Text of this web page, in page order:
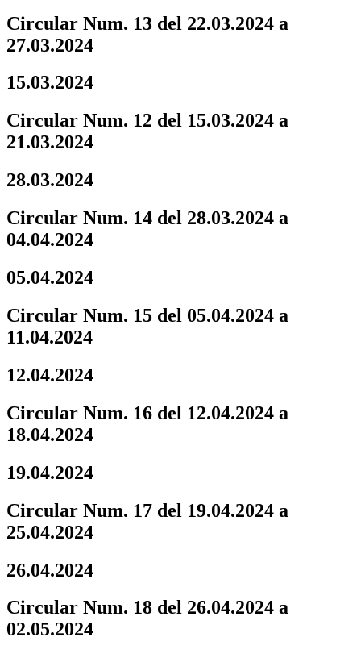
Circular Num. 13 del 22.03.2024 a
27.03.2024
15.03.2024
Circular Num. 12 del 15.03.2024 a
21.03.2024
28.03.2024
Circular Num. 14 del 28.03.2024 a
04.04.2024
05.04.2024
Circular Num. 15 del 05.04.2024 a
11.04.2024
12.04.2024
Circular Num. 16 del 12.04.2024 a
18.04.2024
19.04.2024
Circular Num. 17 del 19.04.2024 a
25.04.2024
26.04.2024
Circular Num. 18 del 26.04.2024 a
02.05.2024